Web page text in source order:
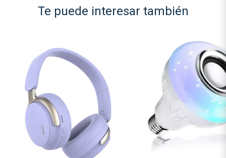
Te puede interesar también